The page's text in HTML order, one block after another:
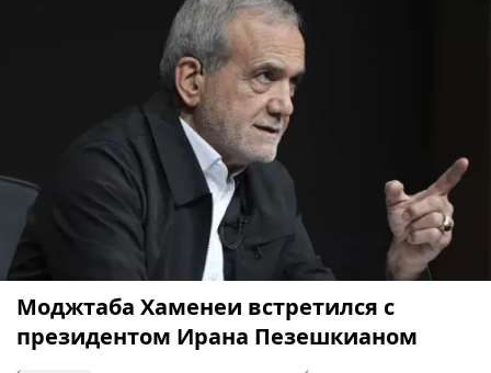
Моджтаба Хаменеи встретился с
президентом Ирана Пезешкианом